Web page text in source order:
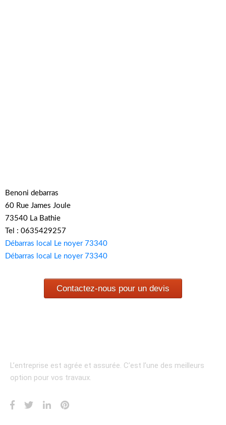
Benoni debarras
60 Rue James Joule
73540 La Bathie
Tel : 0635429257
Débarras local Le noyer 73340
Débarras local Le noyer 73340
Contactez-nous pour un devis
L’entreprise est agrée et assurée. C’est l’une des meilleurs
option pour vos travaux.